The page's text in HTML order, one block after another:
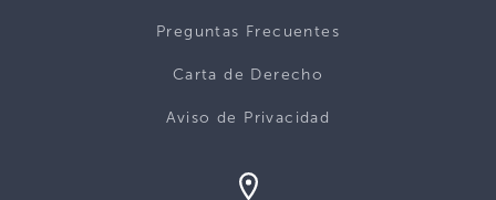
Preguntas Frecuentes
Carta de Derecho
Aviso de Privacidad